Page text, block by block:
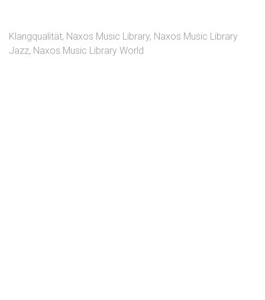
Klangqualität, Naxos Music Library, Naxos Music Library
Jazz, Naxos Music Library World